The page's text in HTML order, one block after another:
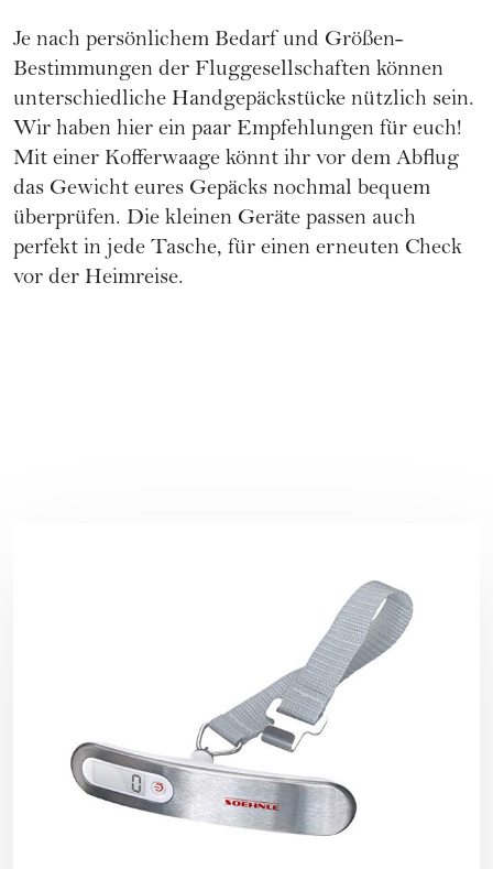
Je nach persönlichem Bedarf und Größen-
Bestimmungen der Fluggesellschaften können
unterschiedliche Handgepäckstücke nützlich sein.
Wir haben hier ein paar Empfehlungen für euch!
Mit einer Kofferwaage könnt ihr vor dem Abflug
das Gewicht eures Gepäcks nochmal bequem
überprüfen. Die kleinen Geräte passen auch
perfekt in jede Tasche, für einen erneuten Check
vor der Heimreise.